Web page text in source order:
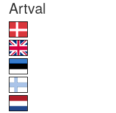
Artval